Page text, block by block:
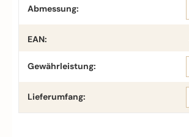
Abmessung:
EAN:
Gewährleistung:
Lieferumfang: